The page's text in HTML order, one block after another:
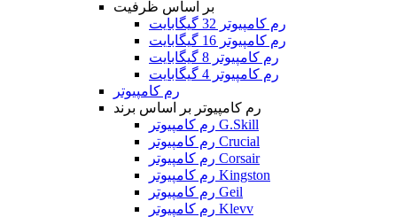
بر اساس ظرفیت
رم کامپیوتر 32 گیگابایت
رم کامپیوتر 16 گیگابایت
رم کامپیوتر 8 گیگابایت
رم کامپیوتر 4 گیگابایت
رم کامپیوتر
رم کامپیوتر بر اساس برند
رم کامپیوتر G.Skill
رم کامپیوتر Crucial
رم کامپیوتر Corsair
رم کامپیوتر Kingston
رم کامپیوتر Geil
رم کامپیوتر Klevv